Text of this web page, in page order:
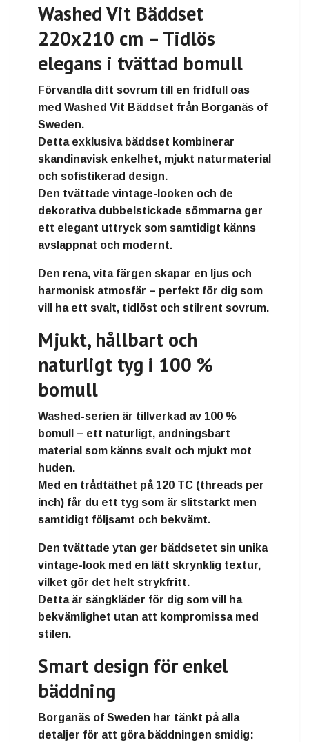
Washed Vit Bäddset
220x210 cm – Tidlös
elegans i tvättad bomull
Förvandla ditt sovrum till en fridfull oas
med Washed Vit Bäddset från Borganäs of
Sweden.
Detta exklusiva bäddset kombinerar
skandinavisk enkelhet, mjukt naturmaterial
och sofistikerad design.
Den tvättade vintage-looken och de
dekorativa dubbelstickade sömmarna ger
ett elegant uttryck som samtidigt känns
avslappnat och modernt.
Den rena, vita färgen skapar en ljus och
harmonisk atmosfär – perfekt för dig som
vill ha ett svalt, tidlöst och stilrent sovrum.
Mjukt, hållbart och
naturligt tyg i 100 %
bomull
Washed-serien är tillverkad av 100 %
bomull
– ett naturligt, andningsbart
material som känns svalt och mjukt mot
huden.
Med en trådtäthet på 120 TC (threads per
inch) får du ett tyg som är slitstarkt men
samtidigt följsamt och bekvämt.
Den tvättade ytan ger bäddsetet sin unika
vintage-look med en lätt skrynklig textur,
vilket gör det helt strykfritt.
Detta är sängkläder för dig som vill ha
bekvämlighet utan att kompromissa med
stilen.
Smart design för enkel
bäddning
Borganäs of Sweden har tänkt på alla
detaljer för att göra bäddningen smidig: